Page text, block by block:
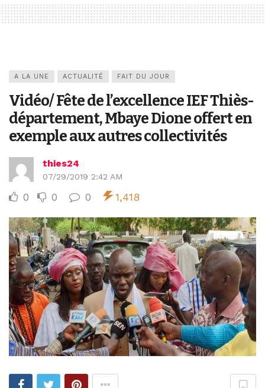
A LA UNE ACTUALITÉ FAIT DU JOUR
Vidéo/ Fête de l’excellence IEF Thiès-
département, Mbaye Dione offert en
exemple aux autres collectivités
thies24
07/29/2019 2:42 AM
0 0 0 1,418